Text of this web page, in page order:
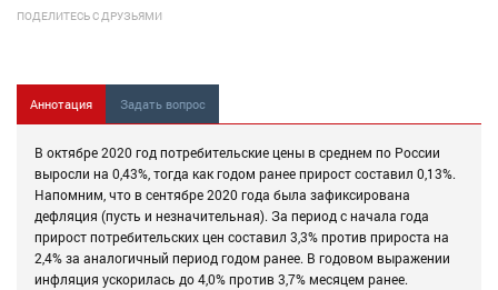
ПОДЕЛИТЕСЬ С ДРУЗЬЯМИ
Аннотация Задать вопрос
В октябре 2020 год потребительские цены в среднем по России
выросли на 0,43%, тогда как годом ранее прирост составил 0,13%.
Напомним, что в сентябре 2020 года была зафиксирована
дефляция (пусть и незначительная). За период с начала года
прирост потребительских цен составил 3,3% против прироста на
2,4% за аналогичный период годом ранее. В годовом выражении
инфляция ускорилась до 4,0% против 3,7% месяцем ранее.